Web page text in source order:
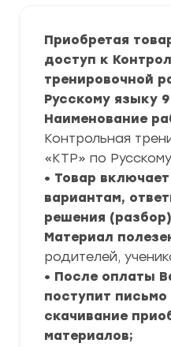
Приобретая
доступ к
тренировочной
Русскому языку
Наименование
Контрольная
«КТР» по
• Товар
вариантам,
решения
Материал
родителей,
• После оплаты
поступит
скачивание
материалов;